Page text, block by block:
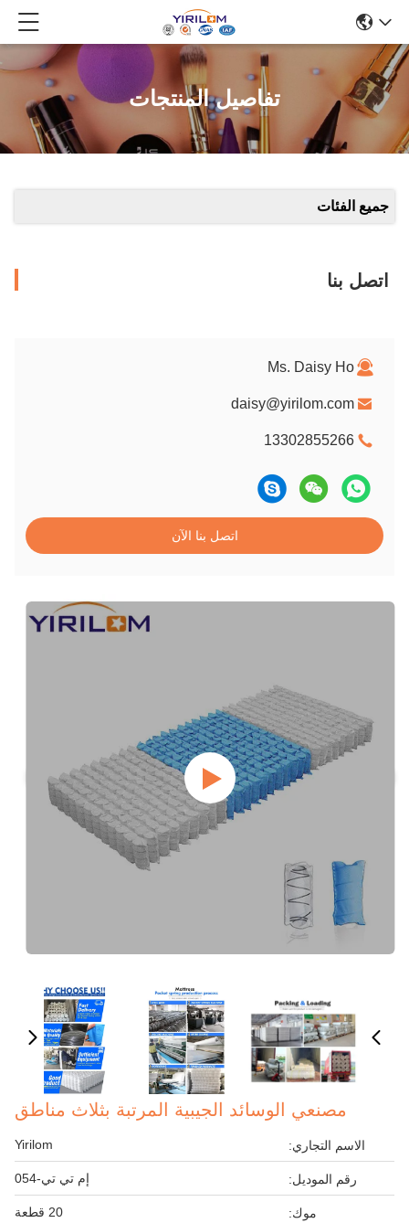
تفاصيل المنتجات
جميع الفئات
اتصل بنا
Ms. Daisy Ho
daisy@yirilom.com
13302855266
اتصل بنا الآن
مصنعي الوسائد الجيبية المرتبة بثلاث مناطق
الاسم التجاري: Yirilom
رقم الموديل: إم تي تي-054
موك: 20 قطعة